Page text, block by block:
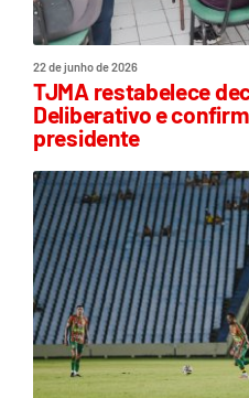
22 de junho de 2026
TJMA restabelece
Deliberativo e
presidente